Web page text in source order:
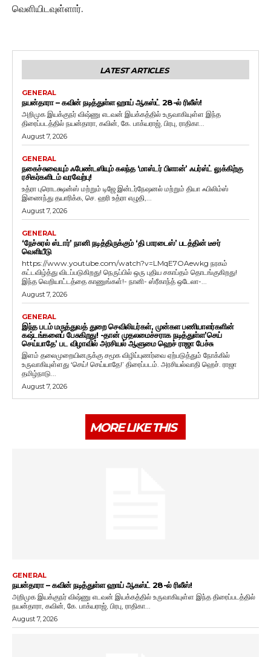
வெளியிடவுள்ளார்.
LATEST ARTICLES
GENERAL
நயன்தாரா – கவின் நடித்துள்ள ஹாய் ஆகஸ்ட் 28-ல் ரிலீஸ்!
அறிமுக இயக்குநர் விஷ்ணு எடவன் இயக்கத்தில் உருவாகியுள்ள இந்த
திரைப்படத்தில் நயன்தாரா, கவின், கே. பாக்யராஜ், பிரபு, ராதிகா...
August 7, 2026
GENERAL
நகைச்சுவையும் ஃபேண்டஸியும் கலந்த ‘மாஸ்டர் பிளான்’ ஃபர்ஸ்ட் லுக்கிற்கு
ரசிகர்களிடம் வரவேற்பு!
உத்ரா புரொடக்ஷன்ஸ் மற்றும் டிஜே இன்டர்நேஷனல் மற்றும் தியா ஃபிலிம்ஸ்
இணைந்து தயாரிக்க, செ. ஹரி உத்ரா எழுதி,...
August 7, 2026
GENERAL
‘நேச்சுரல் ஸ்டார்’ நானி நடித்திருக்கும் ‘தி பாரடைஸ்’ படத்தின் டீசர்
வெளியீடு
https://www.youtube.com/watch?v=LMqE7OAewkg நரகம்
கட்டவிழ்த்து விடப்படுகிறது! நெருப்பில் ஒரு புதிய சகாப்தம் தொடங்குகிறது!
இந்த வெறியாட்டத்தை காணுங்கள்!- நானி- ஸ்ரீகாந்த் ஒடேலா-...
August 7, 2026
GENERAL
இந்த படம் மருத்துவத் துறை செவிலியர்கள், முன்கள பணியாளர்களின்
கஷ்டங்களைப் பேசுகிறது! -தான் முதலமைச்சராக நடித்துள்ள’செய்
செய்யாதே’ பட விழாவில் அரசியல் ஆளுமை ஹெச் ராஜா பேச்சு
இளம் தலைமுறையினருக்கு சமூக விழிப்புணர்வை ஏற்படுத்தும் நோக்கில்
உருவாகியுள்ளது ‘செய்! செய்யாதே!’ திரைப்படம். அரசியல்வாதி ஹெச். ராஜா
தமிழ்நாடு...
August 7, 2026
MORE LIKE THIS
GENERAL
நயன்தாரா – கவின் நடித்துள்ள ஹாய் ஆகஸ்ட் 28-ல் ரிலீஸ்!
அறிமுக இயக்குநர் விஷ்ணு எடவன் இயக்கத்தில் உருவாகியுள்ள இந்த திரைப்படத்தில்
நயன்தாரா, கவின், கே. பாக்யராஜ், பிரபு, ராதிகா...
August 7, 2026